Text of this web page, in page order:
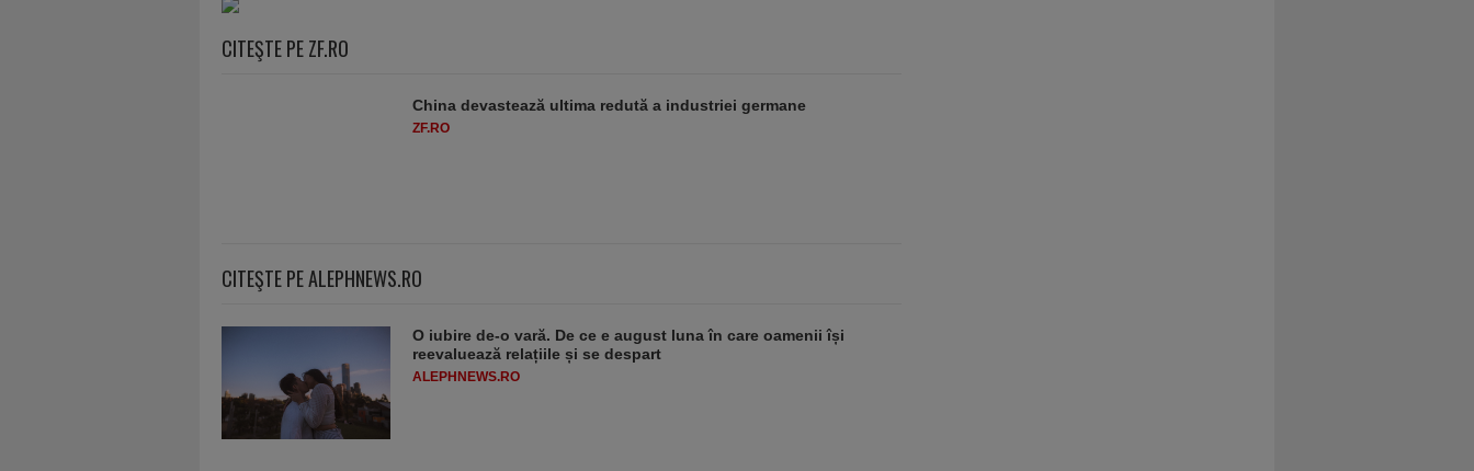
CITEŞTE PE ZF.RO
China devastează ultima redută a industriei germane
ZF.RO
CITEŞTE PE ALEPHNEWS.RO
O iubire de-o vară. De ce e august luna în care oamenii își
reevaluează relațiile și se despart
ALEPHNEWS.RO